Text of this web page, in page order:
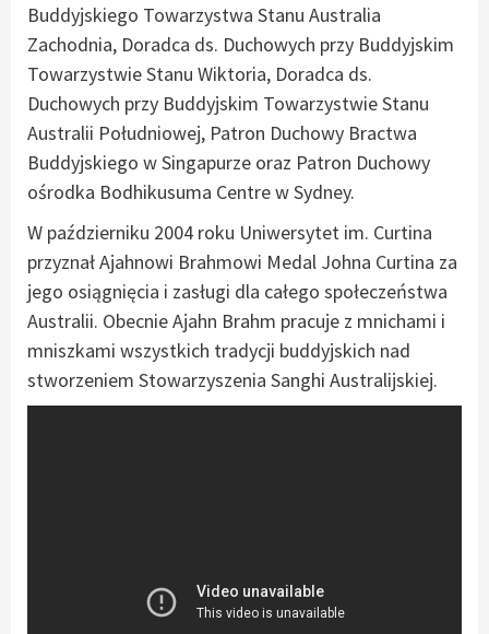
Buddyjskiego Towarzystwa Stanu Australia
Zachodnia, Doradca ds. Duchowych przy Buddyjskim
Towarzystwie Stanu Wiktoria, Doradca ds.
Duchowych przy Buddyjskim Towarzystwie Stanu
Australii Południowej, Patron Duchowy Bractwa
Buddyjskiego w Singapurze oraz Patron Duchowy
ośrodka Bodhikusuma Centre w Sydney.
W październiku 2004 roku Uniwersytet im. Curtina
przyznał Ajahnowi Brahmowi Medal Johna Curtina za
jego osiągnięcia i zasługi dla całego społeczeństwa
Australii. Obecnie Ajahn Brahm pracuje z mnichami i
mniszkami wszystkich tradycji buddyjskich nad
stworzeniem Stowarzyszenia Sanghi Australijskiej.